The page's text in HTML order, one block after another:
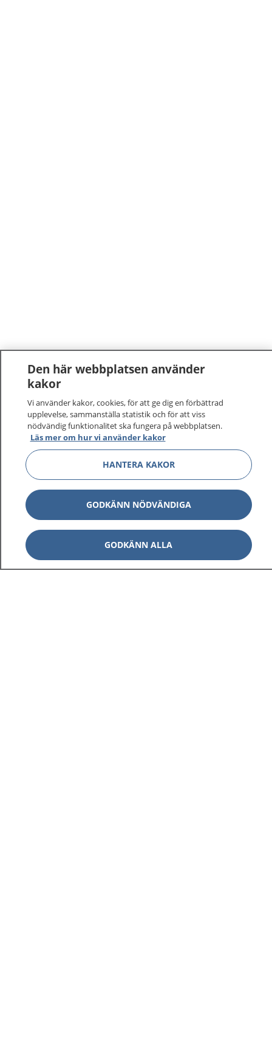
Den här webbplatsen använder
kakor
Vi använder kakor, cookies, för att ge dig en förbättrad
upplevelse, sammanställa statistik och för att viss
nödvändig funktionalitet ska fungera på webbplatsen.
Läs mer om hur vi använder kakor
HANTERA KAKOR
GODKÄNN NÖDVÄNDIGA
GODKÄNN ALLA